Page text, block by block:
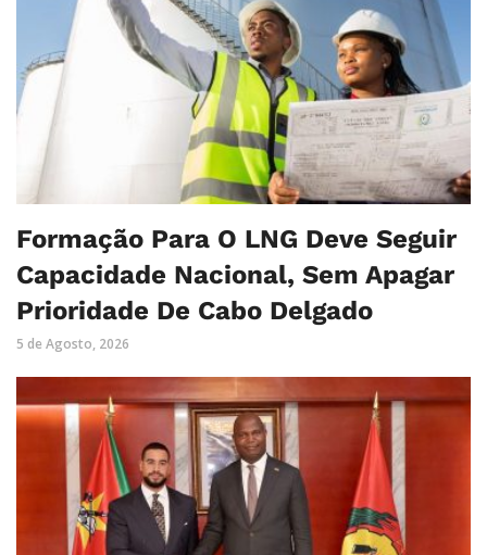
Formação Para O LNG Deve Seguir
Capacidade Nacional, Sem Apagar
Prioridade De Cabo Delgado
5 de Agosto, 2026